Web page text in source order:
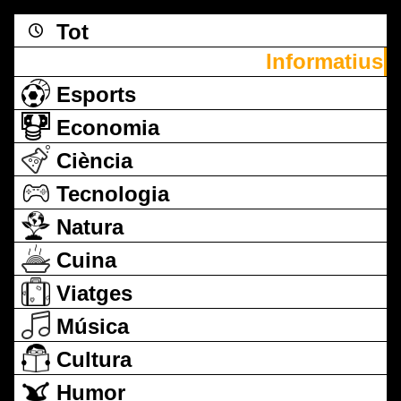
Tot
Informatius
Esports
Economia
Ciència
Tecnologia
Natura
Cuina
Viatges
Música
Cultura
Humor